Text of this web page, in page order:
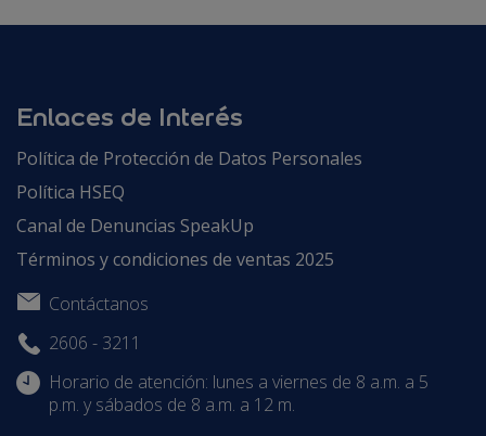
Enlaces de Interés
Política de Protección de Datos Personales
Política HSEQ
Canal de Denuncias SpeakUp
Términos y condiciones de ventas 2025
Contáctanos
2606 - 3211
Horario de atención: lunes a viernes de 8 a.m. a 5
p.m. y sábados de 8 a.m. a 12 m.